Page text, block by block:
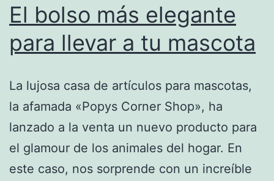
El bolso más elegante
para llevar a tu mascota
La lujosa casa de artículos para mascotas,
la afamada «Popys Corner Shop», ha
lanzado a la venta un nuevo producto para
el glamour de los animales del hogar. En
este caso, nos sorprende con un increíble